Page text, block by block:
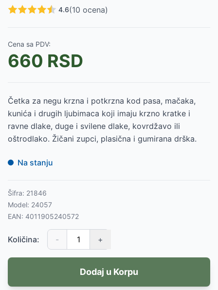
4.6(10 ocena)
Cena sa PDV:
660 RSD
Četka za negu krzna i potkrzna kod pasa, mačaka,
kunića i drugih ljubimaca koji imaju krzno kratke i
ravne dlake, duge i svilene dlake, kovrdžavo ili
oštrodlako. Žičani zupci, plasična i gumirana drška.
Na stanju
Šifra: 21846
Model: 24057
EAN: 4011905240572
Količina: - +
Dodaj u Korpu